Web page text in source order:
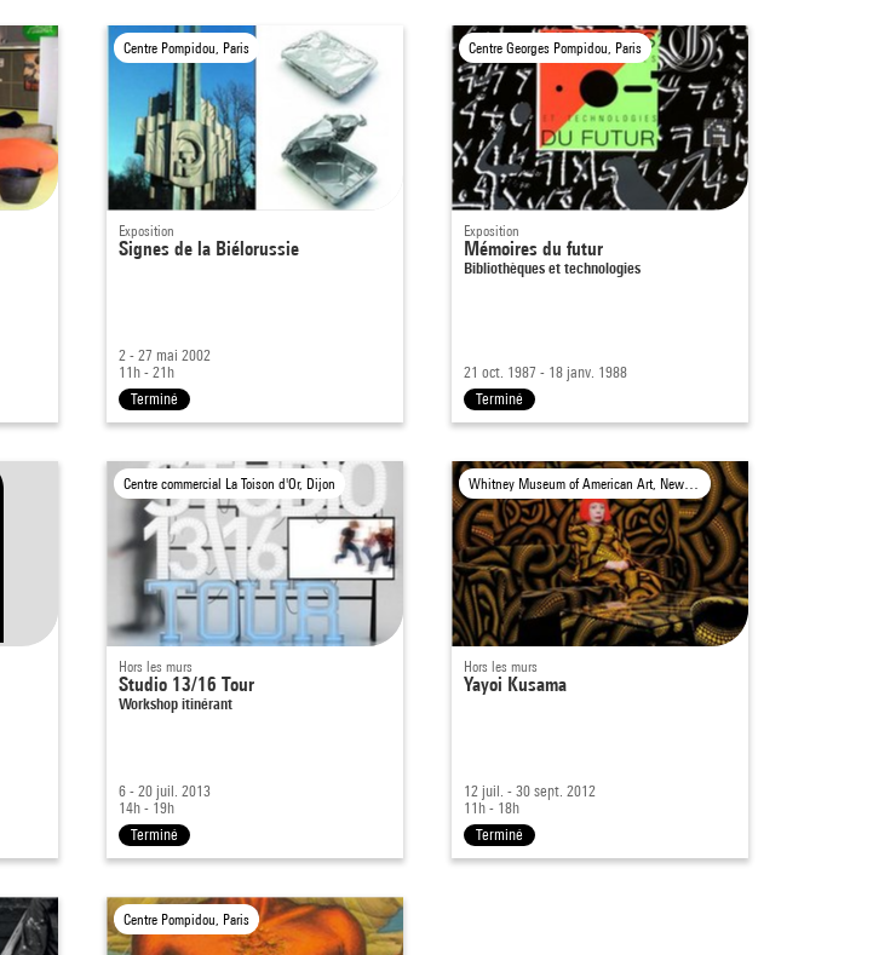
Centre Pompidou, Paris
Exposition
Signes de la Biélorussie
2 - 27 mai 2002
11h - 21h
Terminé
Centre Georges Pompidou, Paris
Exposition
Mémoires du futur
Bibliothèques et technologies
21 oct. 1987 - 18 janv. 1988
Terminé
Centre commercial La Toison d'Or, Dijon
Hors les murs
Studio 13/16 Tour
Workshop itinérant
6 - 20 juil. 2013
14h - 19h
Terminé
Hors les murs
Yayoi Kusama
12 juil. - 30 sept. 2012
11h - 18h
Terminé
Centre Pompidou, Paris